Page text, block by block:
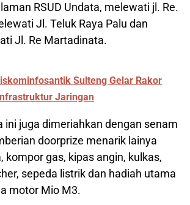
RSUD Undata, melewati jl. Re.
Jl. Teluk Raya Palu dan
Jl. Re Martadinata.
Sulteng Gelar Rakor
Jaringan
ini juga dimeriahkan dengan senam
doorprize menarik lainya
kompor gas, kipas angin, kulkas,
sepeda listrik dan hadiah utama
motor Mio M3.